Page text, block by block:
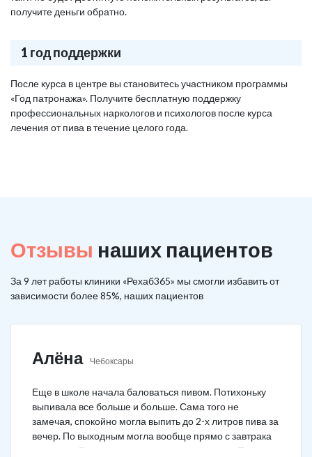
получите деньги обратно.
1 год поддержки
После курса в центре вы становитесь участником программы
«Год патронажа». Получите бесплатную поддержку
профессиональных наркологов и психологов после курса
лечения от пива в течение целого года.
Отзывы наших пациентов
За 9 лет работы клиники «Рехаб365» мы смогли избавить от
зависимости более 85%, наших пациентов
Алёна Чебоксары
Еще в школе начала баловаться пивом. Потихоньку
выпивала все больше и больше. Сама того не
замечая, спокойно могла выпить до 2-х литров пива за
вечер. По выходным могла вообще прямо с завтрака
выпивать. В клинику решила позвонить сама. Прошла